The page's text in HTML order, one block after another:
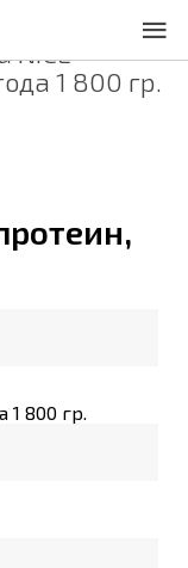
NICE
1 800 гр.
1 800 гр.